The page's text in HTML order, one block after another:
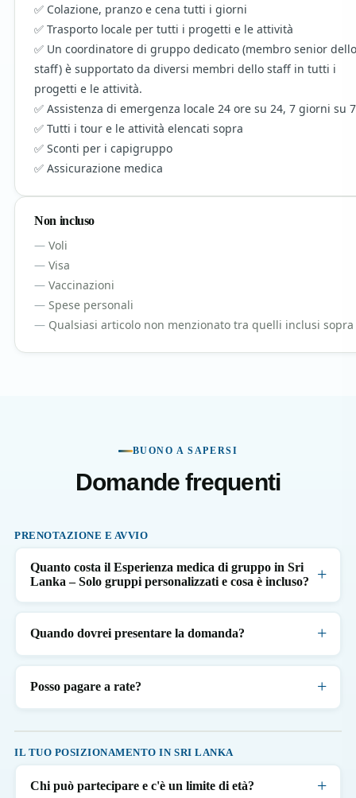
Colazione, pranzo e cena tutti i giorni
Trasporto locale per tutti i progetti e le attività
Un coordinatore di gruppo dedicato (membro senior dello
staff) è supportato da diversi membri dello staff in tutti i
progetti e le attività.
Assistenza di emergenza locale 24 ore su 24, 7 giorni su 7
Tutti i tour e le attività elencati sopra
Sconti per i capigruppo
Assicurazione medica
Non incluso
Voli
Visa
Vaccinazioni
Spese personali
Qualsiasi articolo non menzionato tra quelli inclusi sopra
BUONO A SAPERSI
Domande frequenti
PRENOTAZIONE E AVVIO
Quanto costa il Esperienza medica di gruppo in Sri
Lanka – Solo gruppi personalizzati e cosa è incluso?
Quando dovrei presentare la domanda?
Posso pagare a rate?
IL TUO POSIZIONAMENTO IN SRI LANKA
Chi può partecipare e c'è un limite di età?